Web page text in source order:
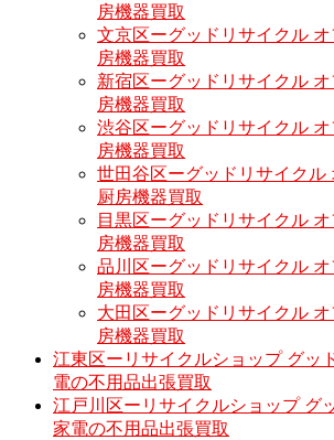
房機器買取
文京区ーグッドリサイクル
房機器買取
新宿区ーグッドリサイクル
房機器買取
渋谷区ーグッドリサイクル
房機器買取
世田谷区ーグッドリサイクル
厨房機器買取
目黒区ーグッドリサイクル
房機器買取
品川区ーグッドリサイクル
房機器買取
大田区ーグッドリサイクル
房機器買取
江東区ーリサイクルショップ グッ
電の不用品出張買取
江戸川区ーリサイクルショップ グ
家電の不用品出張買取